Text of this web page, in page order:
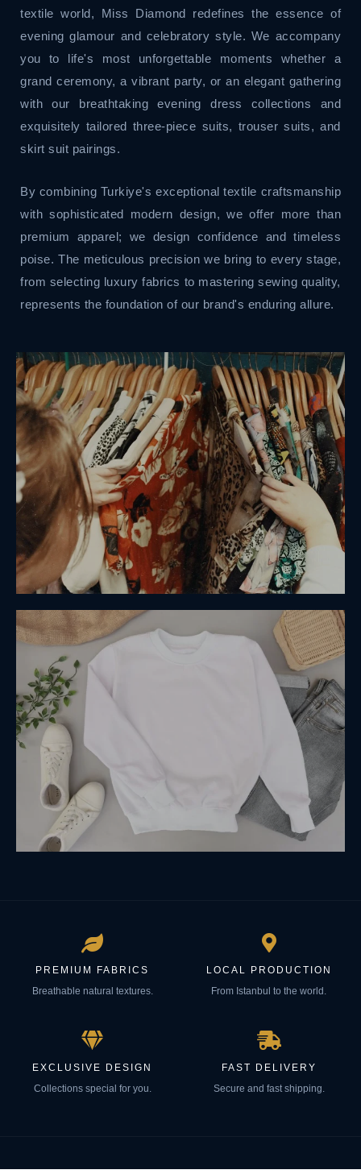
textile world, Miss Diamond redefines the essence of
evening glamour and celebratory style. We accompany
you to life's most unforgettable moments whether a
grand ceremony, a vibrant party, or an elegant gathering
with our breathtaking evening dress collections and
exquisitely tailored three-piece suits, trouser suits, and
skirt suit pairings.
By combining Turkiye's exceptional textile craftsmanship
with sophisticated modern design, we offer more than
premium apparel; we design confidence and timeless
poise. The meticulous precision we bring to every stage,
from selecting luxury fabrics to mastering sewing quality,
represents the foundation of our brand's enduring allure.
PREMIUM FABRICS
Breathable natural textures.
LOCAL PRODUCTION
From Istanbul to the world.
EXCLUSIVE DESIGN
Collections special for you.
FAST DELIVERY
Secure and fast shipping.